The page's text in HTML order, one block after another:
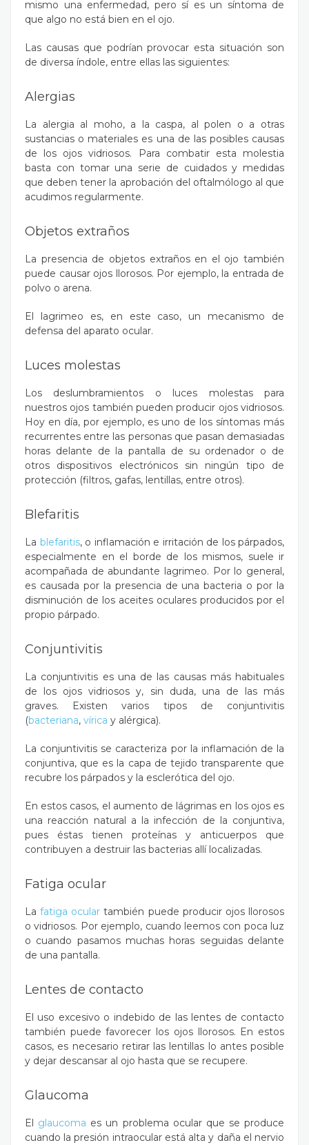
mismo una enfermedad, pero sí es un síntoma de
que algo no está bien en el ojo.
Las causas que podrían provocar esta situación son
de diversa índole, entre ellas las siguientes:
Alergias
La alergia al moho, a la caspa, al polen o a otras
sustancias o materiales es una de las posibles causas
de los ojos vidriosos. Para combatir esta molestia
basta con tomar una serie de cuidados y medidas
que deben tener la aprobación del oftalmólogo al que
acudimos regularmente.
Objetos extraños
La presencia de objetos extraños en el ojo también
puede causar ojos llorosos. Por ejemplo, la entrada de
polvo o arena.
El lagrimeo es, en este caso, un mecanismo de
defensa del aparato ocular.
Luces molestas
Los deslumbramientos o luces molestas para
nuestros ojos también pueden producir ojos vidriosos.
Hoy en día, por ejemplo, es uno de los síntomas más
recurrentes entre las personas que pasan demasiadas
horas delante de la pantalla de su ordenador o de
otros dispositivos electrónicos sin ningún tipo de
protección (filtros, gafas, lentillas, entre otros).
Blefaritis
La blefaritis, o inflamación e irritación de los párpados,
especialmente en el borde de los mismos, suele ir
acompañada de abundante lagrimeo. Por lo general,
es causada por la presencia de una bacteria o por la
disminución de los aceites oculares producidos por el
propio párpado.
Conjuntivitis
La conjuntivitis es una de las causas más habituales
de los ojos vidriosos y, sin duda, una de las más
graves. Existen varios tipos de conjuntivitis
(bacteriana, vírica y alérgica).
La conjuntivitis se caracteriza por la inflamación de la
conjuntiva, que es la capa de tejido transparente que
recubre los párpados y la esclerótica del ojo.
En estos casos, el aumento de lágrimas en los ojos es
una reacción natural a la infección de la conjuntiva,
pues éstas tienen proteínas y anticuerpos que
contribuyen a destruir las bacterias allí localizadas.
Fatiga ocular
Lafatiga ocular también puede producir ojos llorosos
o vidriosos. Por ejemplo, cuando leemos con poca luz
o cuando pasamos muchas horas seguidas delante
de una pantalla.
Lentes de contacto
El uso excesivo o indebido de las lentes de contacto
también puede favorecer los ojos llorosos. En estos
casos, es necesario retirar las lentillas lo antes posible
y dejar descansar al ojo hasta que se recupere.
Glaucoma
El glaucoma es un problema ocular que se produce
cuando la presión intraocular está alta y daña el nervio